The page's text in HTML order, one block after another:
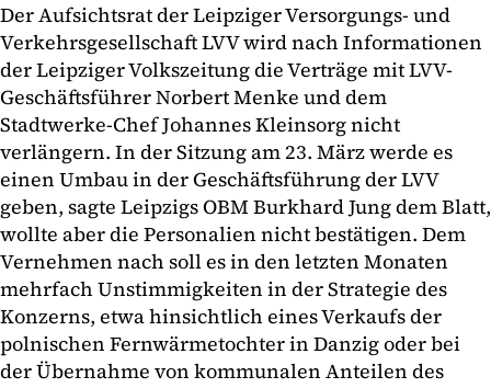
Der Aufsichtsrat der Leipziger Versorgungs- und
Verkehrsgesellschaft LVV wird nach Informationen
der Leipziger Volkszeitung die Verträge mit LVV-
Geschäftsführer Norbert Menke und dem
Stadtwerke-Chef Johannes Kleinsorg nicht
verlängern. In der Sitzung am 23. März werde es
einen Umbau in der Geschäftsführung der LVV
geben, sagte Leipzigs OBM Burkhard Jung dem Blatt,
wollte aber die Personalien nicht bestätigen. Dem
Vernehmen nach soll es in den letzten Monaten
mehrfach Unstimmigkeiten in der Strategie des
Konzerns, etwa hinsichtlich eines Verkaufs der
polnischen Fernwärmetochter in Danzig oder bei
der Übernahme von kommunalen Anteilen des